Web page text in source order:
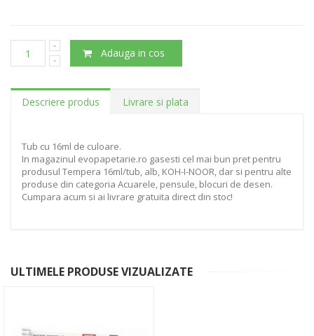
Adauga in cos
Descriere produs Livrare si plata
Tub cu 16ml de culoare.
In magazinul evopapetarie.ro gasesti cel mai bun pret pentru
produsul Tempera 16ml/tub, alb, KOH-I-NOOR, dar si pentru alte
produse din categoria Acuarele, pensule, blocuri de desen.
Cumpara acum si ai livrare gratuita direct din stoc!
ULTIMELE PRODUSE VIZUALIZATE